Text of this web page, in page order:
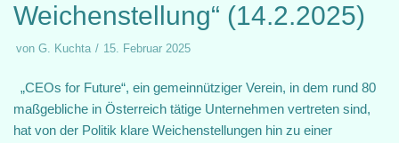
Weichenstellung“ (14.2.2025)
von G. Kuchta 15. Februar 2025
„CEOs for Future“, ein gemeinnütziger Verein, in dem rund 80
maßgebliche in Österreich tätige Unternehmen vertreten sind,
hat von der Politik klare Weichenstellungen hin zu einer